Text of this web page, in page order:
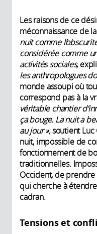
Les raisons de ce
méconnaissance de
nuit comme
considérée comme
activités sociales,
les anthropologues
monde assoupi où
correspond pas à la
véritable chantier
ça bouge. La nuit a
au jour »,soutient Luc
nuit, impossible de
fonctionnement de
traditionnelles.
Occident, de prendre
qui cherche à
cadran.
Tensions et